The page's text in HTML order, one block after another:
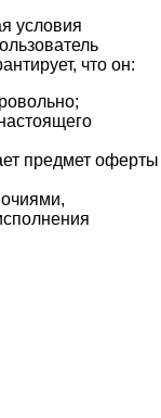
условия
что он:
предмет оферты